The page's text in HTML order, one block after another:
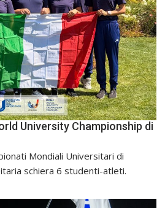
University Championship di
Mondiali Universitari di
schiera 6 studenti-atleti.